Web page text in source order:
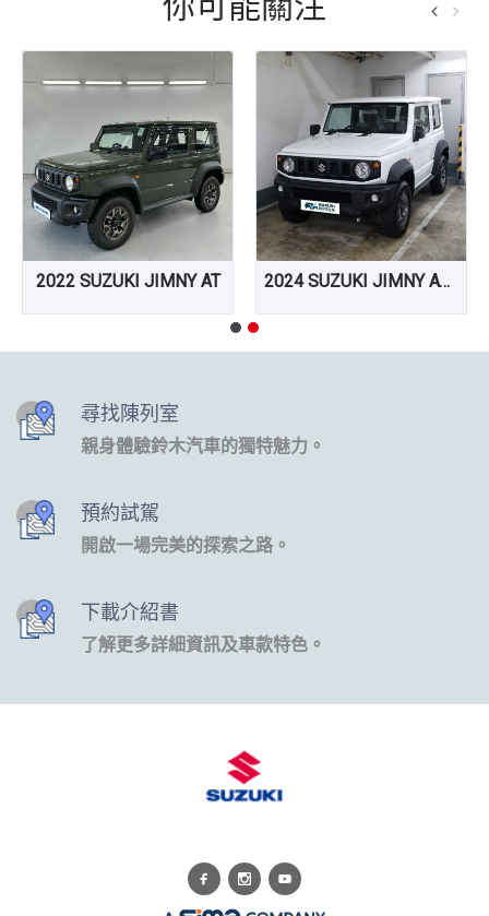
2022 SUZUKI JIMNY AT 2024 SUZUKI JIMNY AT 試駕車
尋找陳列室
親身體驗鈴木汽車的獨特魅力。
預約試駕
開啟一場完美的探索之路。
下載介紹書
了解更多詳細資訊及車款特色。